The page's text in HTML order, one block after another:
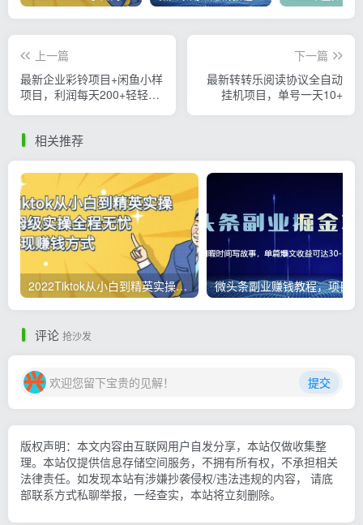
上一篇
最新企业彩铃项目+闲鱼小样
项目，利润每天200+轻轻松
下一篇
最新转转乐阅读协议全自动
挂机项目，单号一天10+
相关推荐
2022Tiktok从小白到精英实操，0-1保姆级实操全程无忧，多种变现赚钱方式
评论 抢沙发
欢迎您留下宝贵的见解！ 提交
版权声明：本文内容由互联网用户自发分享，本站仅做收集整
理。本站仅提供信息存储空间服务，不拥有所有权，不承担相关
法律责任。如发现本站有涉嫌抄袭侵权/违法违规的内容， 请底
部联系方式私聊举报，一经查实，本站将立刻删除。